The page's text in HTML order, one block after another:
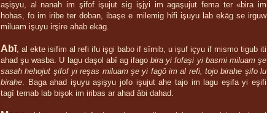
aşişyu, al nanah im şifof işujut sig işjyi im agaşujut fema ter «bira im
hohas, fo im iribe ter doban, ibaşe e milemig hifi işuyu lab ekāg se irguw
miluam işuyu irşire ahab ekāg.
Abī, al ekte isifim al refi ifu işgi babo if sīmib, u işuf içyu if mismo tigub iti
ahad şu wasba. U lagu daşol abī ag ifagobira yi fofaşi yi basmi miluam şe
sasah hehojut şifof yi reşas miluam şe yi fagō im al refi, tojo birahe şifo lu
birahe. Baga ahad işuyu aşişyu jofo işujut ahe tajo im lagu eşifa yi eşifi
tagī temab lab bişok im iribas ar ahad ābi dahad.